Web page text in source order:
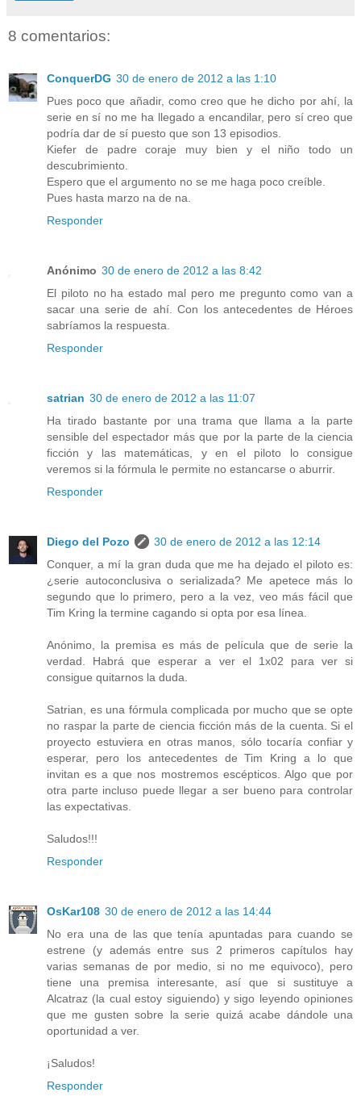
8 comentarios:
ConquerDG 30 de enero de 2012 a las 1:10
Pues poco que añadir, como creo que he dicho por ahí, la
serie en sí no me ha llegado a encandilar, pero sí creo que
podría dar de sí puesto que son 13 episodios.
Kiefer de padre coraje muy bien y el niño todo un
descubrimiento.
Espero que el argumento no se me haga poco creíble.
Pues hasta marzo na de na.
Responder
Anónimo 30 de enero de 2012 a las 8:42
El piloto no ha estado mal pero me pregunto como van a
sacar una serie de ahí. Con los antecedentes de Héroes
sabríamos la respuesta.
Responder
satrian 30 de enero de 2012 a las 11:07
Ha tirado bastante por una trama que llama a la parte
sensible del espectador más que por la parte de la ciencia
ficción y las matemáticas, y en el piloto lo consigue
veremos si la fórmula le permite no estancarse o aburrir.
Responder
Diego del Pozo
30 de enero de 2012 a las 12:14
Conquer, a mí la gran duda que me ha dejado el piloto es:
¿serie autoconclusiva o serializada? Me apetece más lo
segundo que lo primero, pero a la vez, veo más fácil que
Tim Kring la termine cagando si opta por esa línea.
Anónimo, la premisa es más de película que de serie la
verdad. Habrá que esperar a ver el 1x02 para ver si
consigue quitarnos la duda.
Satrian, es una fórmula complicada por mucho que se opte
no raspar la parte de ciencia ficción más de la cuenta. Si el
proyecto estuviera en otras manos, sólo tocaría confiar y
esperar, pero los antecedentes de Tim Kring a lo que
invitan es a que nos mostremos escépticos. Algo que por
otra parte incluso puede llegar a ser bueno para controlar
las expectativas.
Saludos!!!
Responder
OsKar108 30 de enero de 2012 a las 14:44
No era una de las que tenía apuntadas para cuando se
estrene (y además entre sus 2 primeros capítulos hay
varias semanas de por medio, si no me equivoco), pero
tiene una premisa interesante, así que si sustituye a
Alcatraz (la cual estoy siguiendo) y sigo leyendo opiniones
que me gusten sobre la serie quizá acabe dándole una
oportunidad a ver.
¡Saludos!
Responder